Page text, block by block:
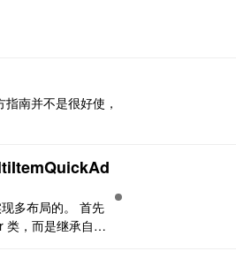
南并不是很好使，
多布局的。 首先
类，而是继承自其